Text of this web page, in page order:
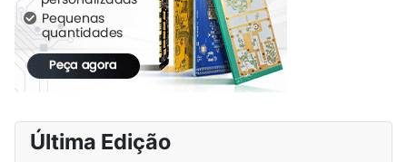
Última Edição